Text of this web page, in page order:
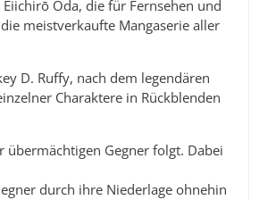
Oda, die für Fernsehen und
meistverkaufte Mangaserie aller
D. Ruffy, nach dem legendären
Charaktere in Rückblenden
übermächtigen Gegner folgt. Dabei
durch ihre Niederlage ohnehin